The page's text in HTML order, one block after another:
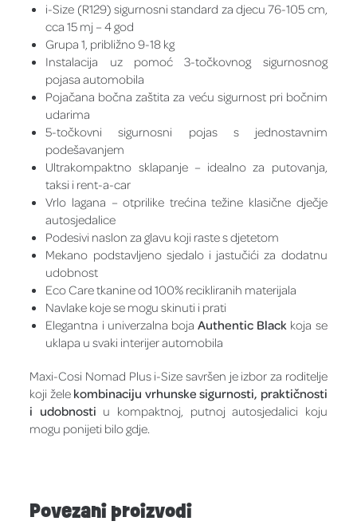
i-Size (R129) sigurnosni standard za djecu 76-105 cm,
cca 15 mj – 4 god
Grupa 1, približno 9-18 kg
Instalacija uz pomoć 3-točkovnog sigurnosnog
pojasa automobila
Pojačana bočna zaštita za veću sigurnost pri bočnim
udarima
5-točkovni sigurnosni pojas s jednostavnim
podešavanjem
Ultrakompaktno sklapanje – idealno za putovanja,
taksi i rent-a-car
Vrlo lagana – otprilike trećina težine klasične dječje
autosjedalice
Podesivi naslon za glavu koji raste s djetetom
Mekano podstavljeno sjedalo i jastučići za dodatnu
udobnost
Eco Care tkanine od 100% recikliranih materijala
Navlake koje se mogu skinuti i prati
Elegantna i univerzalna bojaAuthentic Black koja se
uklapa u svaki interijer automobila
Maxi-Cosi Nomad Plus i-Size savršen je izbor za roditelje
koji žele kombinaciju vrhunske sigurnosti, praktičnosti
i udobnosti u kompaktnoj, putnoj autosjedalici koju
mogu ponijeti bilo gdje.
Povezani proizvodi